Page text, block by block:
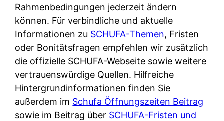
n
M
I
R
?
u
w
i
t
v
a
t
e
n
K
ü
c
h
Rahmenbedingungen jederzeit ändern
können. Für verbindliche und aktuelle
Informationen zu SCHUFA-Themen, Fristen
oder Bonitätsfragen empfehlen wir zusätzlich
die offizielle SCHUFA-Webseite sowie weitere
vertrauenswürdige Quellen. Hilfreiche
Hintergrundinformationen finden Sie
außerdem im Schufa Öffnungszeiten Beitrag
sowie im Beitrag über SCHUFA-Fristen und